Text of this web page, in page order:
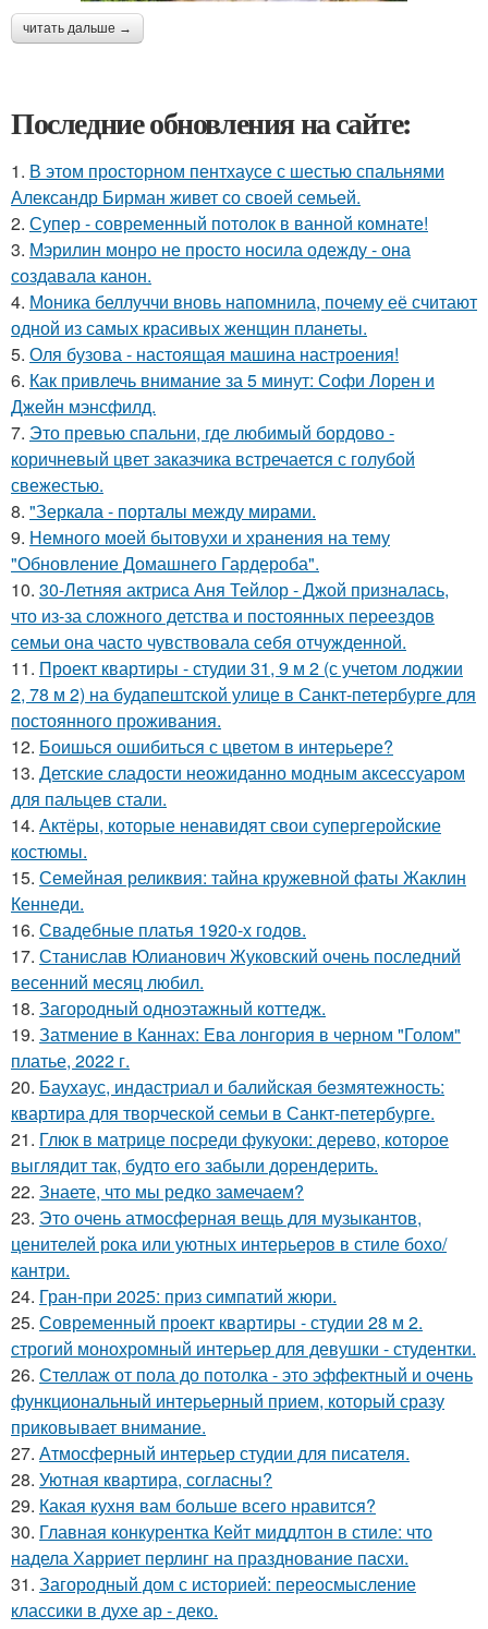
читать дальше →
Последние обновления на сайте:
1. В этом просторном пентхаусе с шестью спальнями
Александр Бирман живет со своей семьей.
2. Супер - современный потолок в ванной комнате!
3. Мэрилин монро не просто носила одежду - она
создавала канон.
4. Моника беллуччи вновь напомнила, почему её считают
одной из самых красивых женщин планеты.
5. Оля бузова - настоящая машина настроения!
6. Как привлечь внимание за 5 минут: Софи Лорен и
Джейн мэнсфилд.
7. Это превью спальни, где любимый бордово -
коричневый цвет заказчика встречается с голубой
свежестью.
8. "Зеркала - порталы между мирами.
9. Немного моей бытовухи и хранения на тему
"Обновление Домашнего Гардероба".
10. 30-Летняя актриса Аня Тейлор - Джой призналась,
что из-за сложного детства и постоянных переездов
семьи она часто чувствовала себя отчужденной.
11. Проект квартиры - студии 31, 9 м 2 (с учетом лоджии
2, 78 м 2) на будапештской улице в Санкт-петербурге для
постоянного проживания.
12. Боишься ошибиться с цветом в интерьере?
13. Детские сладости неожиданно модным аксессуаром
для пальцев стали.
14. Актёры, которые ненавидят свои супергеройские
костюмы.
15. Семейная реликвия: тайна кружевной фаты Жаклин
Кеннеди.
16. Свадебные платья 1920-х годов.
17. Станислав Юлианович Жуковский очень последний
весенний месяц любил.
18. Загородный одноэтажный коттедж.
19. Затмение в Каннах: Ева лонгория в черном "Голом"
платье, 2022 г.
20. Баухаус, индастриал и балийская безмятежность:
квартира для творческой семьи в Санкт-петербурге.
21. Глюк в матрице посреди фукуоки: дерево, которое
выглядит так, будто его забыли дорендерить.
22. Знаете, что мы редко замечаем?
23. Это очень атмосферная вещь для музыкантов,
ценителей рока или уютных интерьеров в стиле бохо/
кантри.
24. Гран-при 2025: приз симпатий жюри.
25. Современный проект квартиры - студии 28 м 2.
строгий монохромный интерьер для девушки - студентки.
26. Стеллаж от пола до потолка - это эффектный и очень
функциональный интерьерный прием, который сразу
приковывает внимание.
27. Атмосферный интерьер студии для писателя.
28. Уютная квартира, согласны?
29. Какая кухня вам больше всего нравится?
30. Главная конкурентка Кейт миддлтон в стиле: что
надела Харриет перлинг на празднование пасхи.
31. Загородный дом с историей: переосмысление
классики в духе ар - деко.